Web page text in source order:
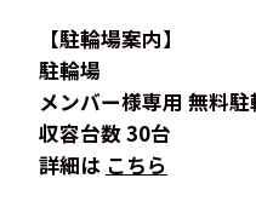
【駐輪場案内】
駐輪場
メンバー様専用 無料駐
収容台数 30台
詳細は こちら